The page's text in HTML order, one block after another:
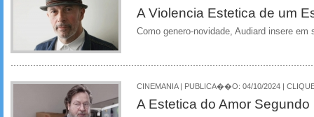
A Violencia Estetica de um
Como genero-novidade, Audiard insere
CINEMANIA | PUBLICA��O: 04/10/2024 |
A Estetica do Amor Segundo